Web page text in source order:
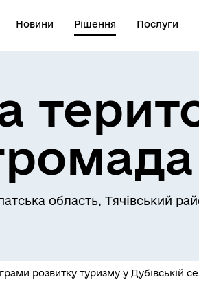
Новини Рішення Послуги
область, Тячівський
розвитку туризму у Дубівській